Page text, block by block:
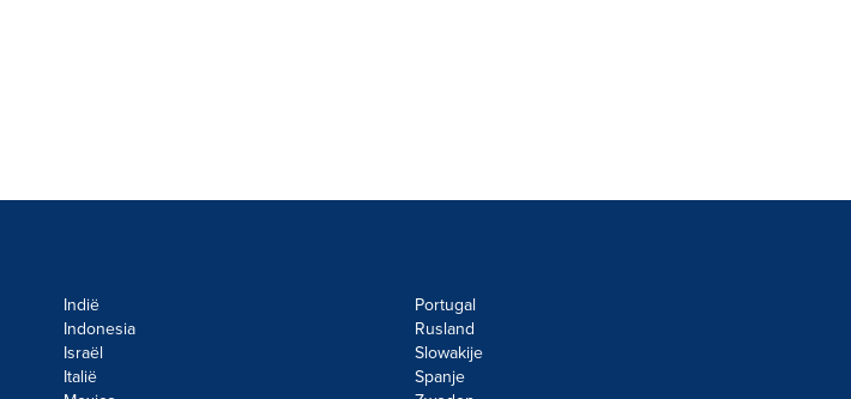
Indië
Indonesia
Israël
Italië
Portugal
Rusland
Slowakije
Spanje